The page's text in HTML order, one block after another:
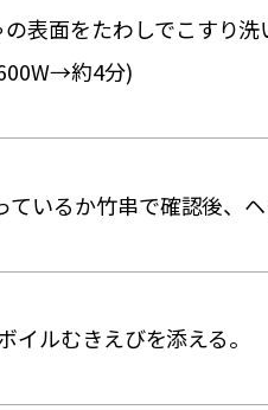
表面をたわしでこすり
約4分)
ているか竹串で確認後、
イルむきえびを添える。